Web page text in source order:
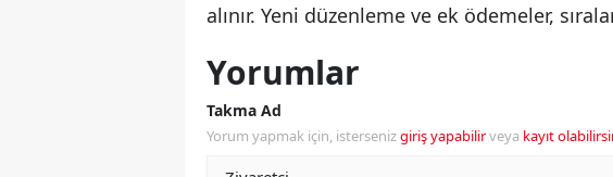
alınır. Yeni düzenleme ve ek ödemeler,
Yorumlar
Takma Ad
Yorum yapmak için, istersenizgiriş yapabilirveya kayıt